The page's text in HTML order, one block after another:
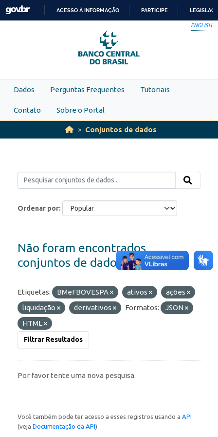
Skip to main content
PARA
O
CONTEÚDO
ACESSO À INFORMAÇÃO PARTICIPE
ENGLISH
Dados Perguntas Frequentes Tutoriais
Contato Sobre o Portal
Conjuntos de dados
Ordenar por
Não foram encontrados
conjuntos de dados
Etiquetas: BMeFBOVESPA ativos
ações
liquidação
derivativos Formatos:
JSON
HTML
Filtrar Resultados
Por favor tente uma nova pesquisa.
Você também pode ter acesso a esses registros usando a API
(veja Documentação da API).